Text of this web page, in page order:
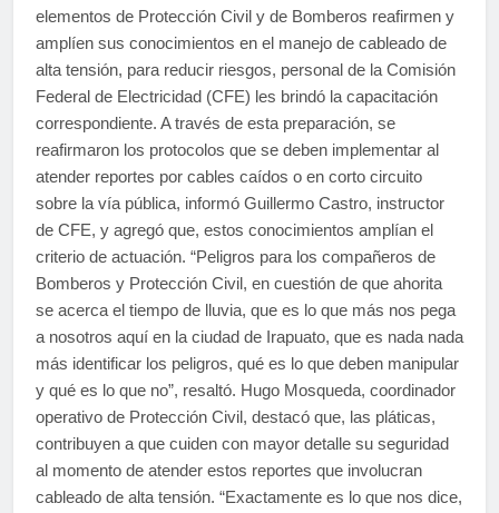
elementos de Protección Civil y de Bomberos reafirmen y
amplíen sus conocimientos en el manejo de cableado de
alta tensión, para reducir riesgos, personal de la Comisión
Federal de Electricidad (CFE) les brindó la capacitación
correspondiente. A través de esta preparación, se
reafirmaron los protocolos que se deben implementar al
atender reportes por cables caídos o en corto circuito
sobre la vía pública, informó Guillermo Castro, instructor
de CFE, y agregó que, estos conocimientos amplían el
criterio de actuación. “Peligros para los compañeros de
Bomberos y Protección Civil, en cuestión de que ahorita
se acerca el tiempo de lluvia, que es lo que más nos pega
a nosotros aquí en la ciudad de Irapuato, que es nada nada
más identificar los peligros, qué es lo que deben manipular
y qué es lo que no”, resaltó. Hugo Mosqueda, coordinador
operativo de Protección Civil, destacó que, las pláticas,
contribuyen a que cuiden con mayor detalle su seguridad
al momento de atender estos reportes que involucran
cableado de alta tensión. “Exactamente es lo que nos dice,